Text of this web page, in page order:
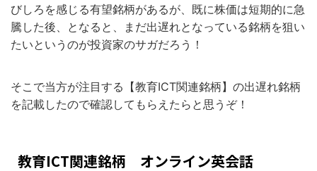
びしろを感じる有望銘柄があるが、既に株価は短期的に急
騰した後、となると、まだ出遅れとなっている銘柄を狙い
たいというのが投資家のサガだろう！
そこで当方が注目する【教育ICT関連銘柄】の出遅れ銘柄
を記載したので確認してもらえたらと思うぞ！
教育ICT関連銘柄 オンライン英会話